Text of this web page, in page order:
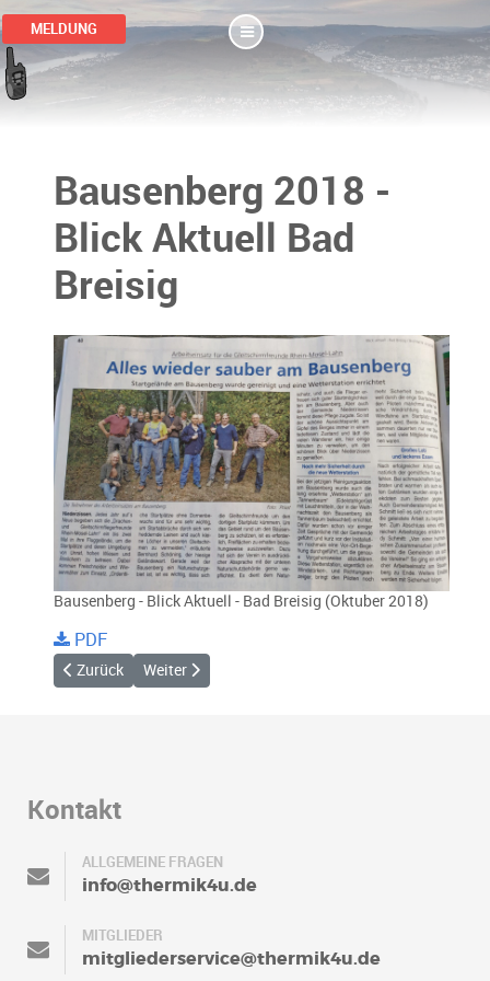
MELDUNG
Bausenberg 2018 -
Blick Aktuell Bad
Breisig
Bausenberg - Blick Aktuell - Bad Breisig (Oktuber 2018)
PDF
Vorheriger Beitrag: Fliegerfest und Sitzgelegenheit Lasserg
Zurück Nächster Beitrag: Neue Sitzgelegenheit 2018 -
Weiter
Kontakt
ALLGEMEINE FRAGEN
info@thermik4u.de
MITGLIEDER
mitgliederservice@thermik4u.de